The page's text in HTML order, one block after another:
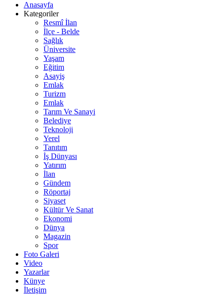
Anasayfa
Kategoriler
Resmî İlan
İlçe - Belde
Sağlık
Üniversite
Yaşam
Eğitim
Asayiş
Emlak
Turizm
Emlak
Tarım Ve Sanayi
Belediye
Teknoloji
Yerel
Tanıtım
İş Dünyası
Yatırım
İlan
Gündem
Röportaj
Siyaset
Kültür Ve Sanat
Ekonomi
Dünya
Magazin
Spor
Foto Galeri
Video
Yazarlar
Künye
İletişim